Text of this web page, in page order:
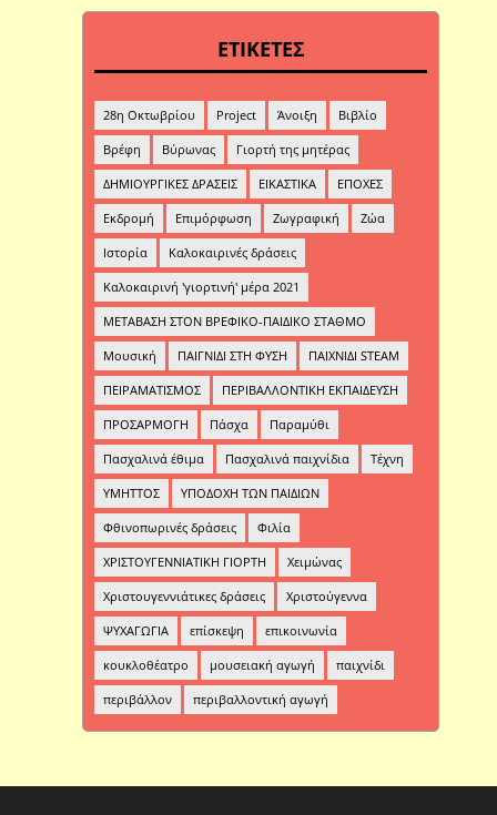
ΕΤΙΚΕΤΕΣ
28η Οκτωβρίου Project Άνοιξη Βιβλίο
Βρέφη Βύρωνας Γιορτή της μητέρας
ΔΗΜΙΟΥΡΓΙΚΕΣ ΔΡΑΣΕΙΣ ΕΙΚΑΣΤΙΚΑ ΕΠΟΧΕΣ
Εκδρομή Επιμόρφωση Ζωγραφική Ζώα
Ιστορία Καλοκαιρινές δράσεις
Καλοκαιρινή 'γιορτινή' μέρα 2021
ΜΕΤΑΒΑΣΗ ΣΤΟΝ ΒΡΕΦΙΚΟ-ΠΑΙΔΙΚΟ ΣΤΑΘΜΟ
Μουσική ΠΑΙΓΝΙΔΙ ΣΤΗ ΦΥΣΗ ΠΑΙΧΝΙΔΙ STEAM
ΠΕΙΡΑΜΑΤΙΣΜΟΣ ΠΕΡΙΒΑΛΛΟΝΤΙΚΗ ΕΚΠΑΙΔΕΥΣΗ
ΠΡΟΣΑΡΜΟΓΗ Πάσχα Παραμύθι
Πασχαλινά έθιμα Πασχαλινά παιχνίδια Τέχνη
ΥΜΗΤΤΟΣ ΥΠΟΔΟΧΗ ΤΩΝ ΠΑΙΔΙΩΝ
Φθινοπωρινές δράσεις Φιλία
ΧΡΙΣΤΟΥΓΕΝΝΙΑΤΙΚΗ ΓΙΟΡΤΗ Χειμώνας
Χριστουγεννιάτικες δράσεις Χριστούγεννα
ΨΥΧΑΓΩΓΙΑ επίσκεψη επικοινωνία
κουκλοθέατρο μουσειακή αγωγή παιχνίδι
περιβάλλον περιβαλλοντική αγωγή